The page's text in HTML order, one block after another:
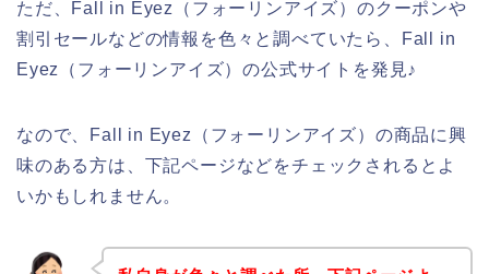
ただ、Fall in Eyez（フォーリンアイズ）のクーポンや
割引セールなどの情報を色々と調べていたら、Fall in
Eyez（フォーリンアイズ）の公式サイトを発見♪
なので、Fall in Eyez（フォーリンアイズ）の商品に興
味のある方は、下記ページなどをチェックされるとよ
いかもしれません。